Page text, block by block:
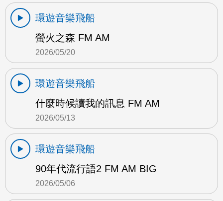
環遊音樂飛船
螢火之森 FM AM
2026/05/20
環遊音樂飛船
什麼時候讀我的訊息 FM AM
2026/05/13
環遊音樂飛船
90年代流行語2 FM AM BIG
2026/05/06